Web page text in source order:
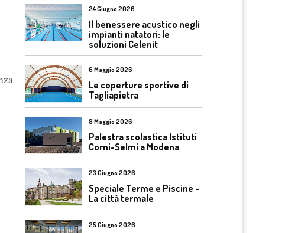
24 Giugno 2026
Il benessere acustico negli
impianti natatori: le
soluzioni Celenit
6 Maggio 2026
Le coperture sportive di
Tagliapietra
8 Maggio 2026
Palestra scolastica Istituti
Corni-Selmi a Modena
23 Giugno 2026
Speciale Terme e Piscine –
La città termale
25 Giugno 2026